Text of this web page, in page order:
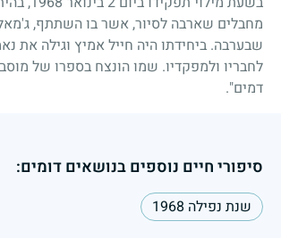
מחבלים שארבה לסיור, אשר בו השתתף,
שבערבה. ביחידתו היה חייל אמיץ וגילה את
לחבריו ולמפקדיו. שמו הונצח בספרו של
דמים".
סיפורי חיים נוספים בנושאים דומים:
שנת נפילה 1968